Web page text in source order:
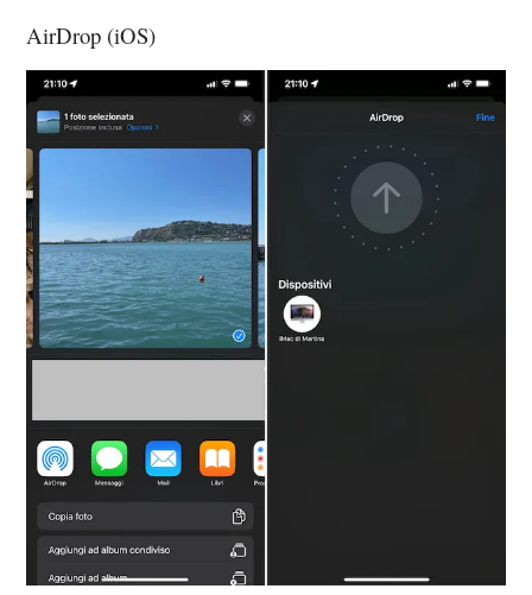
AirDrop (iOS)